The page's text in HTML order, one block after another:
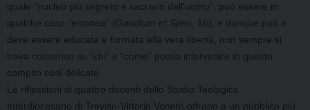
quale “nucleo più segreto e sacrario dell'uomo”, può essere in
qualche caso “erronea” (Gaudium et Spes , 16), e dunque può e
deve essere educata e formata alla vera libertà, non sempre si
trova consenso su “chi” e “come” possa intervenire in questo
compito così delicato.
Le riflessioni di quattro docenti dello Studio Teologico
Interdiocesano di Treviso-Vittorio Veneto offrono a un pubblico più